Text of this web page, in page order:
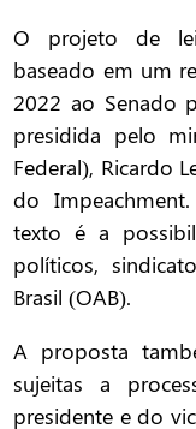
O projeto de
baseado em um
2022 ao Senado
presidida pelo
Federal), Ricardo
do
texto é a
políticos,
Brasil (OAB).
A proposta
sujeitas a
presidente e do